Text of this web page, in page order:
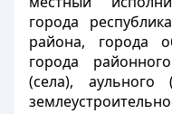
города
района, города
города
(села), аульного